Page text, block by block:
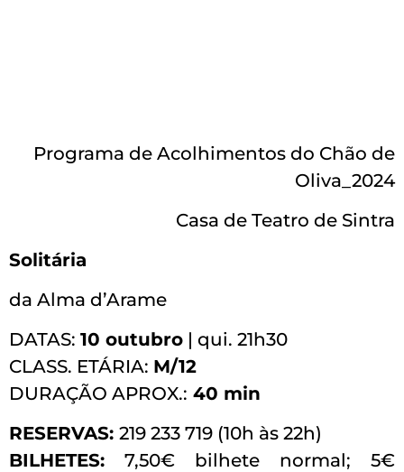
Programa de Acolhimentos do Chão de
Oliva_2024
Casa de Teatro de Sintra
Solitária
da Alma d’Arame
DATAS: 10 outubro | qui. 21h30
CLASS. ETÁRIA: M/12
DURAÇÃO APROX.: 40 min
RESERVAS: 219 233 719 (10h às 22h)
BILHETES: 7,50€ bilhete normal; 5€